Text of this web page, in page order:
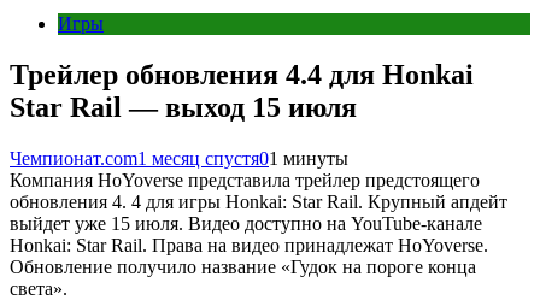
Игры
Трейлер обновления 4.4 для Honkai
Star Rail — выход 15 июля
Чемпионат.com1 месяц спустя01 минуты
Компания HoYoverse представила трейлер предстоящего
обновления 4. 4 для игры Honkai: Star Rail. Крупный апдейт
выйдет уже 15 июля. Видео доступно на YouTube-канале
Honkai: Star Rail. Права на видео принадлежат HoYoverse.
Обновление получило название «Гудок на пороге конца
света».